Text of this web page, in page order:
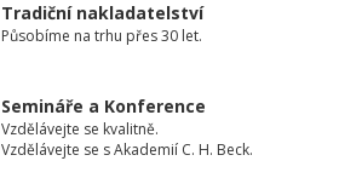
Tradiční nakladatelství
Působíme na trhu přes 30 let.
Semináře a Konference
Vzdělávejte se kvalitně.
Vzdělávejte se s Akademií C. H. Beck.